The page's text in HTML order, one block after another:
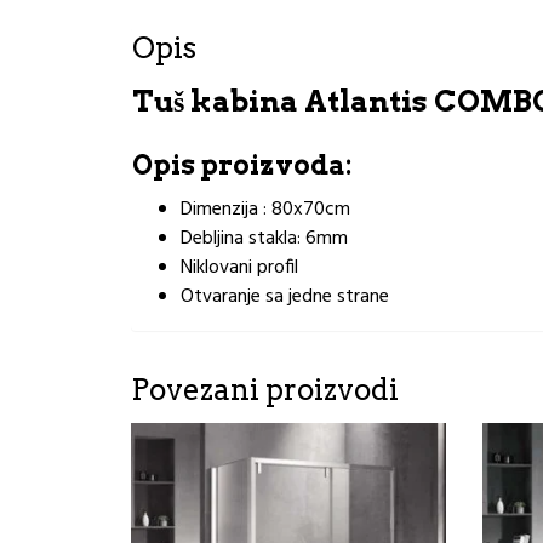
Opis
Tuš kabina Atlantis
Opis proizvoda:
Dimenzija : 80x70cm
Debljina stakla: 6mm
Niklovani profil
Otvaranje sa jedne strane
Povezani proizvodi